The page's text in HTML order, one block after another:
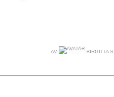
AV BIRGITTA